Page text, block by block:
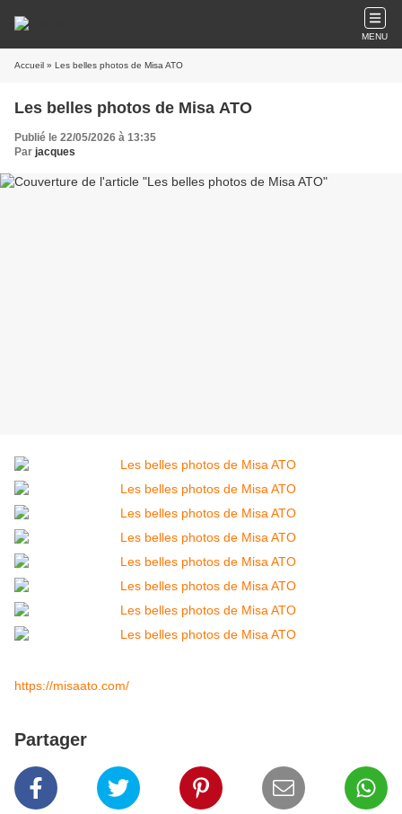
MENU
Accueil » Les belles photos de Misa ATO
Les belles photos de Misa ATO
Publié le 22/05/2026 à 13:35
Par jacques
https://misaato.com/
Partager